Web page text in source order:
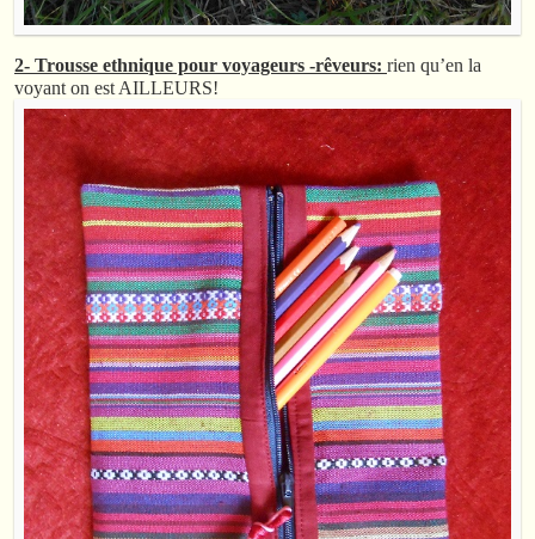
2- Trousse ethnique pour voyageurs -rêveurs: rien qu’en la
voyant on est AILLEURS!